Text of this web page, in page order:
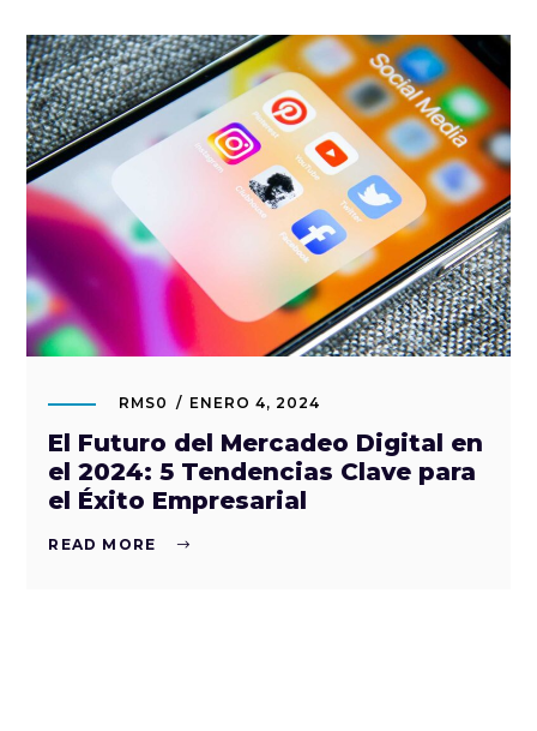
RMS0 ENERO 4, 2024
El Futuro del Mercadeo Digital en
el 2024: 5 Tendencias Clave para
el Éxito Empresarial
READ MORE